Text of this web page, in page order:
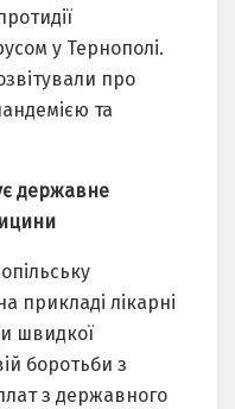
у Тернополі.
про
та
державне
прикладі лікарні
швидкої
боротьби з
з державного